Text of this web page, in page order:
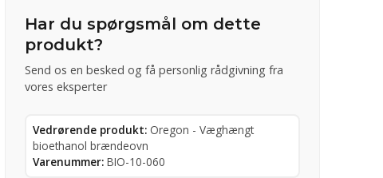
Har du spørgsmål om dette
produkt?
Send os en besked og få personlig rådgivning fra
vores eksperter
Vedrørende produkt: Oregon - Væghængt
bioethanol brændeovn
Varenummer: BIO-10-060